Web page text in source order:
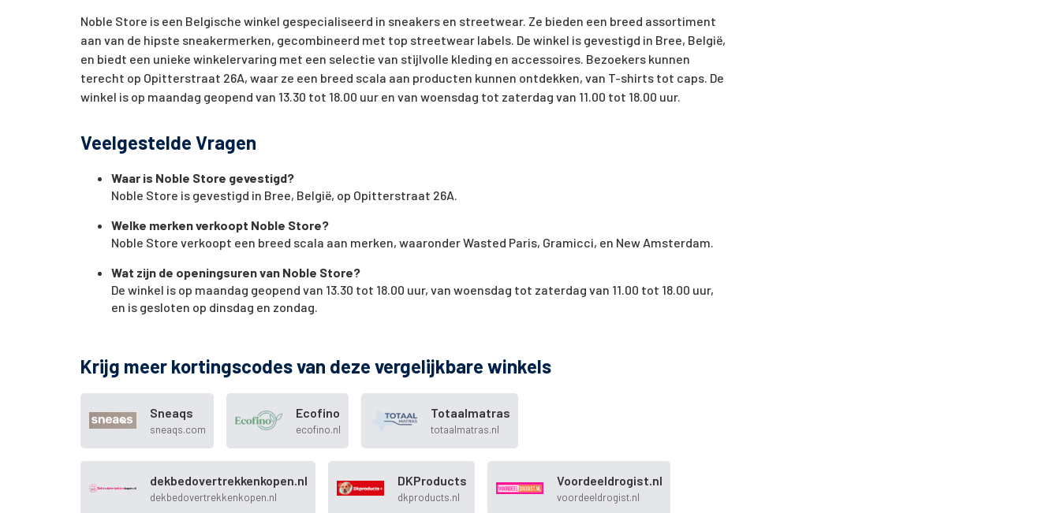
Noble Store is een Belgische winkel gespecialiseerd in sneakers en streetwear. Ze bieden een breed assortiment
aan van de hipste sneakermerken, gecombineerd met top streetwear labels. De winkel is gevestigd in Bree, België,
en biedt een unieke winkelervaring met een selectie van stijlvolle kleding en accessoires. Bezoekers kunnen
terecht op Opitterstraat 26A, waar ze een breed scala aan producten kunnen ontdekken, van T-shirts tot caps. De
winkel is op maandag geopend van 13.30 tot 18.00 uur en van woensdag tot zaterdag van 11.00 tot 18.00 uur.
Veelgestelde Vragen
Waar is Noble Store gevestigd?
Noble Store is gevestigd in Bree, België, op Opitterstraat 26A.
Welke merken verkoopt Noble Store?
Noble Store verkoopt een breed scala aan merken, waaronder Wasted Paris, Gramicci, en New Amsterdam.
Wat zijn de openingsuren van Noble Store?
De winkel is op maandag geopend van 13.30 tot 18.00 uur, van woensdag tot zaterdag van 11.00 tot 18.00 uur,
en is gesloten op dinsdag en zondag.
Krijg meer kortingscodes van deze vergelijkbare winkels
Sneaqs
sneaqs.com
Ecofino
ecofino.nl
Totaalmatras
totaalmatras.nl
dekbedovertrekkenkopen.nl
dekbedovertrekkenkopen.nl
DKProducts
dkproducts.nl
Voordeeldrogist.nl
voordeeldrogist.nl